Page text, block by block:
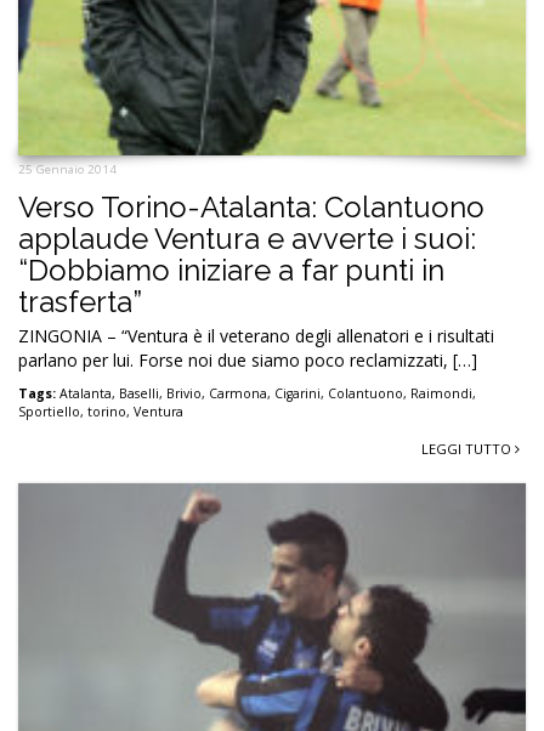
25 Gennaio 2014
Verso Torino-Atalanta: Colantuono
applaude Ventura e avverte i suoi:
“Dobbiamo iniziare a far punti in
trasferta”
ZINGONIA – “Ventura è il veterano degli allenatori e i risultati
parlano per lui. Forse noi due siamo poco reclamizzati, […]
Tags: Atalanta, Baselli, Brivio, Carmona, Cigarini, Colantuono, Raimondi,
Sportiello, torino, Ventura
LEGGI TUTTO